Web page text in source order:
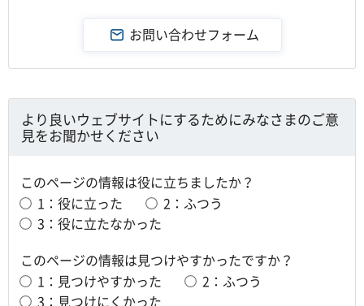
より良いウェブサイトにするためにみなさまのご意
見をお聞かせください
このページの情報は役に立ちましたか？
1：役に立った
2：ふつう
3：役に立たなかった
このページの情報は見つけやすかったですか？
1：見つけやすかった
2：ふつう
3：見つけにくかった